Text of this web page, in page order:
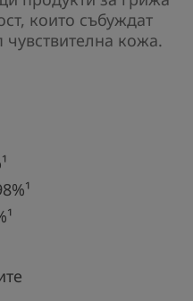
които събуждат
чувствителна кожа.